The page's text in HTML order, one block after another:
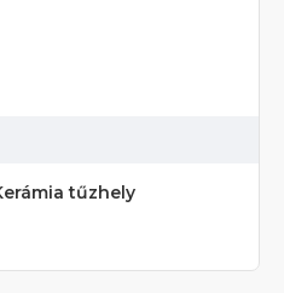
tűzhely